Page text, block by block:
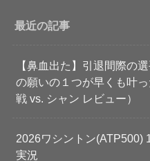
最近の記事
【鼻血出た】引退間際の
の願いの１つが早くも叶
戦 vs. シャン レビュー）
2026ワシントン
実況